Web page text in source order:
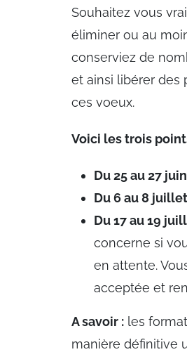
Souhaitez vous
éliminer ou au
conserviez de
et ainsi libérer des
ces voeux.
Voici les trois
Du 25 au 27 juin
Du 6 au 8 juillet
Du 17 au 19
concerne si
en attente.
acceptée et
A savoir : les
manière définitive